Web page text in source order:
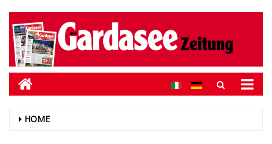
HOME